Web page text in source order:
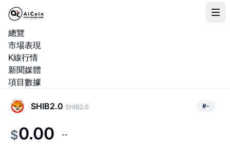
總覽
市場表現
K線行情
新聞媒體
項目數據
SHIB2.0 SHIB2.0 #-
$0.00 --